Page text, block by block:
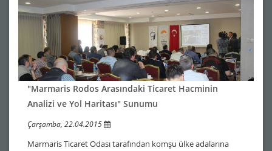
"Marmaris Rodos Arasındaki Ticaret Hacminin
Analizi ve Yol Haritası" Sunumu
Çarşamba, 22.04.2015
Marmaris Ticaret Odası tarafından komşu ülke adalarına